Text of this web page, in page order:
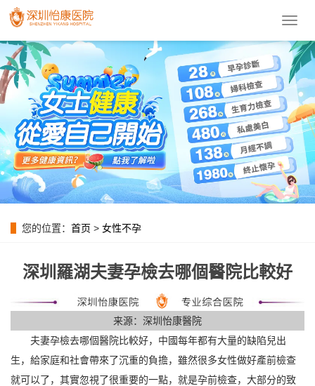
導
菜
單
您的位置： 首页 > 女性不孕
深圳羅湖夫妻孕檢去哪個醫院比較好
来源：深圳怡康醫院
夫妻孕檢去哪個醫院比較好，中國每年都有大量的缺陷兒出
生，給家庭和社會帶來了沉重的負擔，雖然很多女性做好產前檢查
就可以了，其實忽視了很重要的一點，就是孕前檢查，大部分的致